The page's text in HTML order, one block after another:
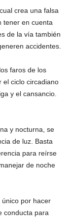
crea una falsa
tener en cuenta
de la vía también
accidentes.
faros de los
el ciclo circadiano
y el cansancio.
y nocturna, se
de luz. Basta
para reírse
de noche
por hacer
conducta para